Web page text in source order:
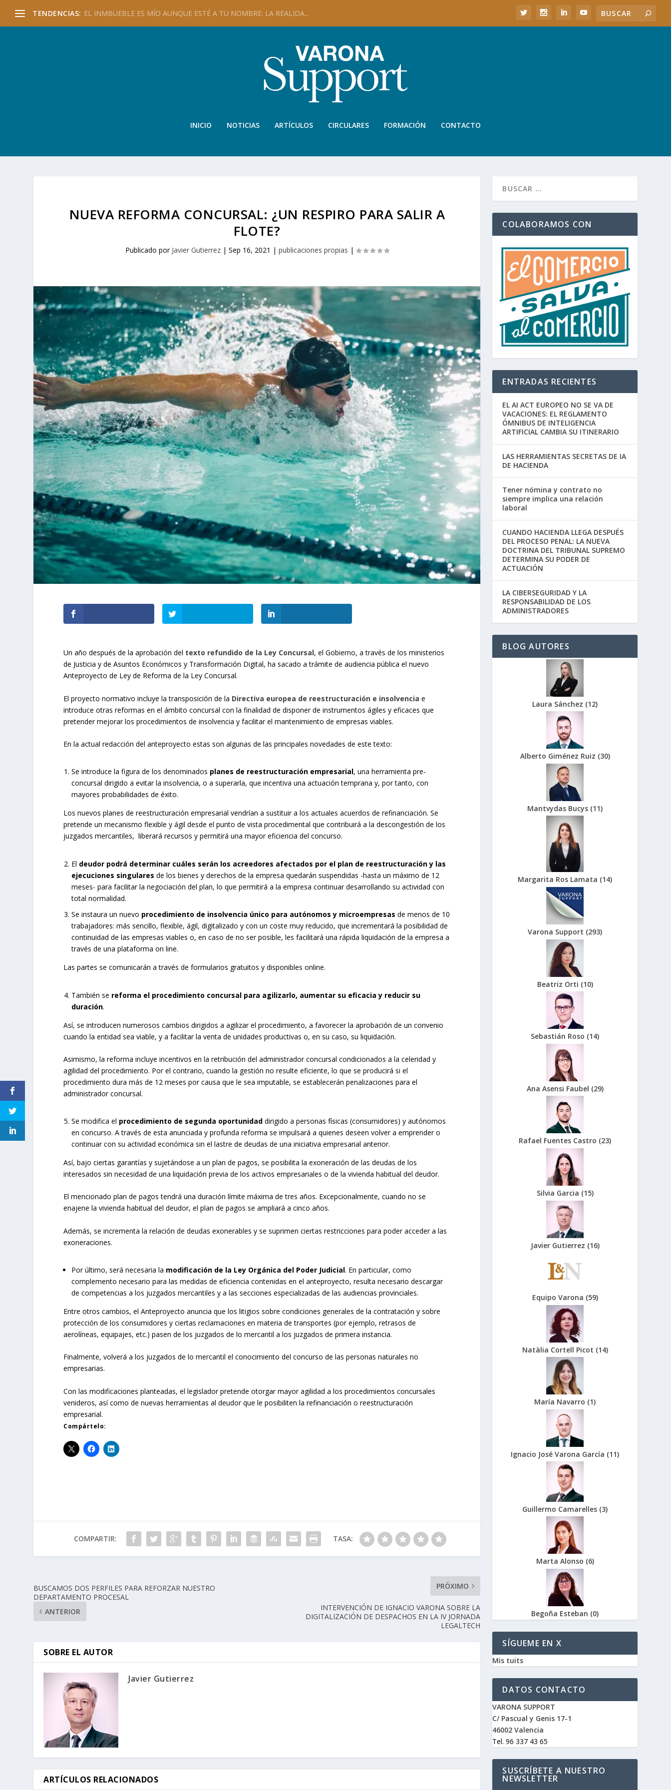
TENDENCIAS: EL INMBUEBLE ES MÍO AUNQUE ESTÉ A TU NOMBRE: LA REALIDA...
INICIO NOTICIAS ARTÍCULOS CIRCULARES FORMACIÓN CONTACTO
NUEVA REFORMA CONCURSAL: ¿UN RESPIRO PARA SALIR A
FLOTE?
Publicado por Javier Gutierrez| Sep 16, 2021 | publicaciones propias |
Un año después de la aprobación del texto refundido de la Ley Concursal, el Gobierno, a través de los ministerios
de Justicia y de Asuntos Económicos y Transformación Digital, ha sacado a trámite de audiencia pública el nuevo
Anteproyecto de Ley de Reforma de la Ley Concursal.
El proyecto normativo incluye la transposición de la Directiva europea de reestructuración e insolvencia e
introduce otras reformas en el ámbito concursal con la finalidad de disponer de instrumentos ágiles y eficaces que
pretender mejorar los procedimientos de insolvencia y facilitar el mantenimiento de empresas viables.
En la actual redacción del anteproyecto estas son algunas de las principales novedades de este texto:
Se introduce la figura de los denominados planes de reestructuración empresarial, una herramienta pre-
concursal dirigido a evitar la insolvencia, o a superarla, que incentiva una actuación temprana y, por tanto, con
mayores probabilidades de éxito.
Los nuevos planes de reestructuración empresarial vendrían a sustituir a los actuales acuerdos de refinanciación. Se
pretende un mecanismo flexible y ágil desde el punto de vista procedimental que contribuirá a la descongestión de los
juzgados mercantiles, liberará recursos y permitirá una mayor eficiencia del concurso.
El deudor podrá determinar cuáles serán los acreedores afectados por el plan de reestructuración y las
ejecuciones singulares de los bienes y derechos de la empresa quedarán suspendidas -hasta un máximo de 12
meses- para facilitar la negociación del plan, lo que permitirá a la empresa continuar desarrollando su actividad con
total normalidad.
Se instaura un nuevo procedimiento de insolvencia único para autónomos y microempresas de menos de 10
trabajadores: más sencillo, flexible, ágil, digitalizado y con un coste muy reducido, que incrementará la posibilidad de
continuidad de las empresas viables o, en caso de no ser posible, les facilitará una rápida liquidación de la empresa a
través de una plataforma on line.
Las partes se comunicarán a través de formularios gratuitos y disponibles online.
También se reforma el procedimiento concursal para agilizarlo, aumentar su eficacia y reducir su
duración.
Así, se introducen numerosos cambios dirigidos a agilizar el procedimiento, a favorecer la aprobación de un convenio
cuando la entidad sea viable, y a facilitar la venta de unidades productivas o, en su caso, su liquidación.
Asimismo, la reforma incluye incentivos en la retribución del administrador concursal condicionados a la celeridad y
agilidad del procedimiento. Por el contrario, cuando la gestión no resulte eficiente, lo que se producirá si el
procedimiento dura más de 12 meses por causa que le sea imputable, se establecerán penalizaciones para el
administrador concursal.
Se modifica el procedimiento de segunda oportunidad dirigido a personas físicas (consumidores) y autónomos
en concurso. A través de esta anunciada y profunda reforma se impulsará a quienes deseen volver a emprender o
continuar con su actividad económica sin el lastre de deudas de una iniciativa empresarial anterior.
Así, bajo ciertas garantías y sujetándose a un plan de pagos, se posibilita la exoneración de las deudas de los
interesados sin necesidad de una liquidación previa de los activos empresariales o de la vivienda habitual del deudor.
El mencionado plan de pagos tendrá una duración límite máxima de tres años. Excepcionalmente, cuando no se
enajene la vivienda habitual del deudor, el plan de pagos se ampliará a cinco años.
Además, se incrementa la relación de deudas exonerables y se suprimen ciertas restricciones para poder acceder a las
exoneraciones.
Por último, será necesaria la modificación de la Ley Orgánica del Poder Judicial. En particular, como
complemento necesario para las medidas de eficiencia contenidas en el anteproyecto, resulta necesario descargar
de competencias a los juzgados mercantiles y a las secciones especializadas de las audiencias provinciales.
Entre otros cambios, el Anteproyecto anuncia que los litigios sobre condiciones generales de la contratación y sobre
protección de los consumidores y ciertas reclamaciones en materia de transportes (por ejemplo, retrasos de
aerolíneas, equipajes, etc.) pasen de los juzgados de lo mercantil a los juzgados de primera instancia.​
Finalmente, volverá a los juzgados de lo mercantil el conocimiento del concurso de las personas naturales no
empresarias.
Con las modificaciones planteadas, el legislador pretende otorgar mayor agilidad a los procedimientos concursales
venideros, así como de nuevas herramientas al deudor que le posibiliten la refinanciación o reestructuración
empresarial.
Compártelo:
COMPARTIR: TASA:
BUSCAMOS DOS PERFILES PARA REFORZAR NUESTRO
DEPARTAMENTO PROCESAL
ANTERIOR
PRÓXIMO
INTERVENCIÓN DE IGNACIO VARONA SOBRE LA
DIGITALIZACIÓN DE DESPACHOS EN LA IV JORNADA
LEGALTECH
SOBRE EL AUTOR
Javier Gutierrez
ARTÍCULOS RELACIONADOS
COLABORAMOS CON
ENTRADAS RECIENTES
EL AI ACT EUROPEO NO SE VA DE
VACACIONES: EL REGLAMENTO
ÓMNIBUS DE INTELIGENCIA
ARTIFICIAL CAMBIA SU ITINERARIO
LAS HERRAMIENTAS SECRETAS DE IA
DE HACIENDA
Tener nómina y contrato no
siempre implica una relación
laboral
CUANDO HACIENDA LLEGA DESPUÉS
DEL PROCESO PENAL: LA NUEVA
DOCTRINA DEL TRIBUNAL SUPREMO
DETERMINA SU PODER DE
ACTUACIÓN
LA CIBERSEGURIDAD Y LA
RESPONSABILIDAD DE LOS
ADMINISTRADORES
BLOG AUTORES
Laura Sánchez (12)
Alberto Giménez Ruiz (30)
Mantvydas Bucys (11)
Margarita Ros Lamata (14)
Varona Support (293)
Beatriz Orti (10)
Sebastián Roso (14)
Ana Asensi Faubel (29)
Rafael Fuentes Castro (23)
Silvia Garcia (15)
Javier Gutierrez (16)
Equipo Varona (59)
Natàlia Cortell Picot (14)
María Navarro (1)
Ignacio José Varona García (11)
Guillermo Camarelles (3)
Marta Alonso (6)
Begoña Esteban (0)
SÍGUEME EN X
Mis tuits
DATOS CONTACTO
VARONA SUPPORT
C/ Pascual y Genis 17-1
46002 Valencia
Tel. 96 337 43 65
SUSCRÍBETE A NUESTRO
NEWSLETTER